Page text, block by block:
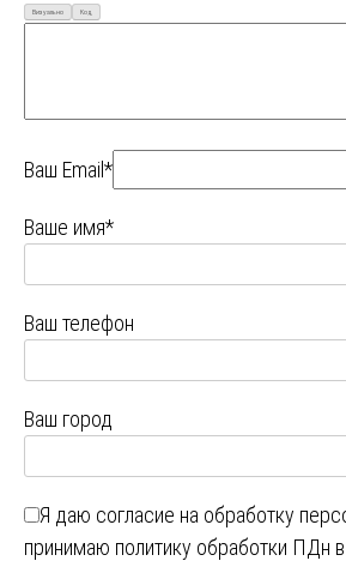
Визуально Код
Ваш Email*
Ваше имя*
Ваш телефон
Ваш город
Я даю согласие на обработку
принимаю политику обработки ПДн